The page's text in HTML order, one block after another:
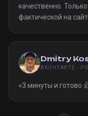
качественно.
фактической на
Dmitry
ВКОНТАКТЕ ·
«3 минуты и готово